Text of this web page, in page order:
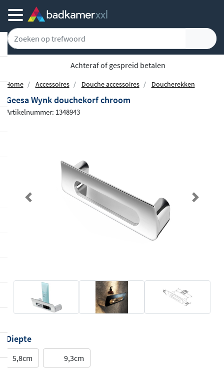
5777 klanten geven ons een 9.1
Home Accessoires Douche accessoires Doucherekken
Geesa Wynk douchekorf chroom
Artikelnummer: 1348943
Previous Next
Diepte
5,8cm 9,3cm